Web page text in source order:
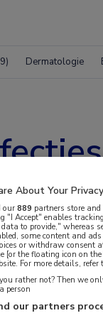
Dermatologie
ziek door
About Your Privacy
our889 partners store
"I Accept" enables
data to provide,"
some content and
or withdraw consent
[or the floating icon on
For more details, refer
rather not? Then we
person
our partners